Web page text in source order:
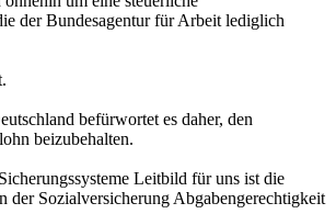
der Bundesagentur für Arbeit lediglich
befürwortet es daher, den
beizubehalten.
Leitbild für uns ist die
der Sozialversicherung Abgabengerechtigkeit